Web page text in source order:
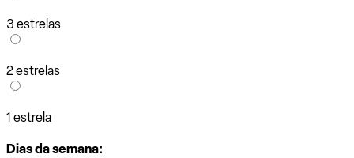
3 estrelas
2 estrelas
1 estrela
Dias da semana: